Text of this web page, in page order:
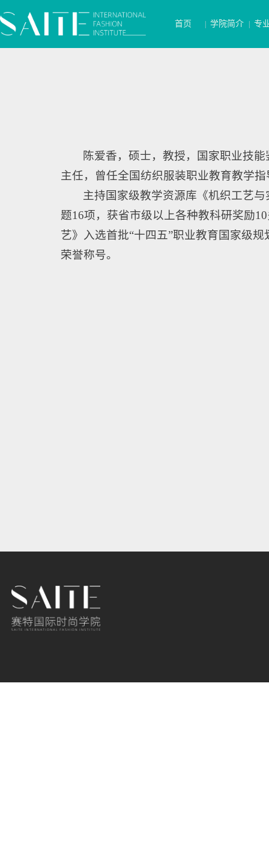
首页 学院简介 专
陈爱香，硕士，教授，国家职业技
主任，曾任全国纺织服装职业教育教学
主持国家级教学资源库《机织工艺
题16项，获省市级以上各种教科研奖励
艺》入选首批“十四五”职业教育国家级
荣誉称号。